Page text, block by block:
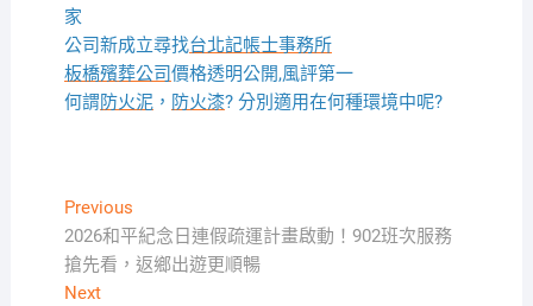
家
公司新成立尋找台北記帳士事務所
板橋殯葬公司價格透明公開,風評第一
何謂防火泥， 防火漆? 分別適用在何種環境中呢?
文
章
導
PreviousPrevious
post:
2026和平紀念日連假疏運計畫啟動！902班次服務
搶先看，返鄉出遊更順暢
NextNext